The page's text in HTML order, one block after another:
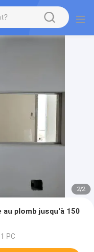
2/2
au plomb jusqu'à 150
PC